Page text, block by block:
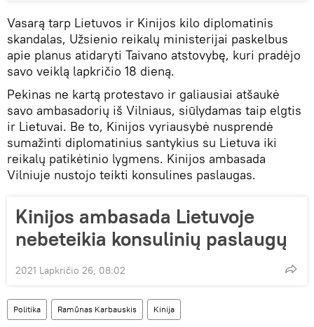
Vasarą tarp Lietuvos ir Kinijos kilo diplomatinis
skandalas, Užsienio reikalų ministerijai paskelbus
apie planus atidaryti Taivano atstovybę, kuri pradėjo
savo veiklą lapkričio 18 dieną.
Pekinas ne kartą protestavo ir galiausiai atšaukė
savo ambasadorių iš Vilniaus, siūlydamas taip elgtis
ir Lietuvai. Be to, Kinijos vyriausybė nusprendė
sumažinti diplomatinius santykius su Lietuva iki
reikalų patikėtinio lygmens. Kinijos ambasada
Vilniuje nustojo teikti konsulines paslaugas.
Kinijos ambasada Lietuvoje
nebeteikia konsulinių paslaugų
2021 Lapkričio 26, 08:02
Politika Ramūnas Karbauskis Kinija